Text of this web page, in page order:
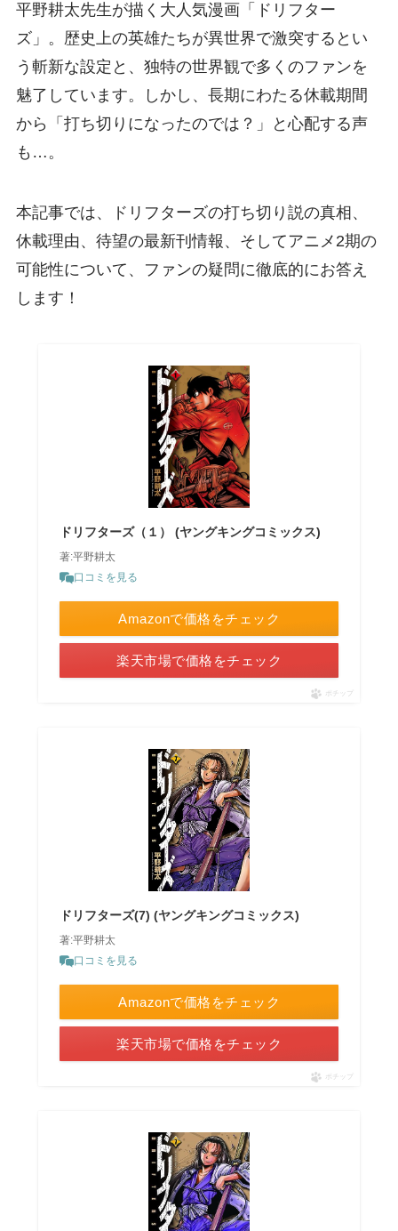
平野耕太先生が描く大人気漫画「ドリフター
ズ」。歴史上の英雄たちが異世界で激突するとい
う斬新な設定と、独特の世界観で多くのファンを
魅了しています。しかし、長期にわたる休載期間
から「打ち切りになったのでは？」と心配する声
も…。
本記事では、ドリフターズの打ち切り説の真相、
休載理由、待望の最新刊情報、そしてアニメ2期の
可能性について、ファンの疑問に徹底的にお答え
します！
ドリフターズ（１） (ヤングキングコミックス)
著:平野耕太
口コミを見る
Amazonで価格をチェック
楽天市場で価格をチェック
ポチップ
ドリフターズ(7) (ヤングキングコミックス)
著:平野耕太
口コミを見る
Amazonで価格をチェック
楽天市場で価格をチェック
ポチップ